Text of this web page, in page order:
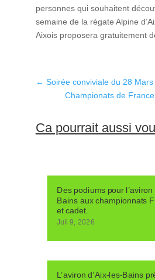
personnes qui souhaitent
semaine de la régate Alpine
Aixois proposera gratuitement
← Soirée conviviale du 28 Mars
Championats de
Ca pourrait aussi
Des podiums pour l’aviron
Bains aux championnats
et cadet.
Juil 9, 2026
L’aviron d’Aix-les-Bains